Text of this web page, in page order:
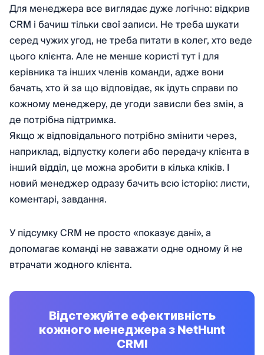
Для менеджера все виглядає дуже логічно: відкрив
CRM і бачиш тільки свої записи. Не треба шукати
серед чужих угод, не треба питати в колег, хто веде
цього клієнта. Але не менше користі тут і для
керівника та інших членів команди, адже вони
бачать, хто й за що відповідає, як ідуть справи по
кожному менеджеру, де угоди зависли без змін, а
де потрібна підтримка.
Якщо ж відповідального потрібно змінити через,
наприклад, відпустку колеги або передачу клієнта в
інший відділ, це можна зробити в кілька кліків. І
новий менеджер одразу бачить всю історію: листи,
коментарі, завдання.
У підсумку CRM не просто «показує дані», а
допомагає команді не заважати одне одному й не
втрачати жодного клієнта.
Відстежуйте ефективність
кожного менеджера з NetHunt
CRM!